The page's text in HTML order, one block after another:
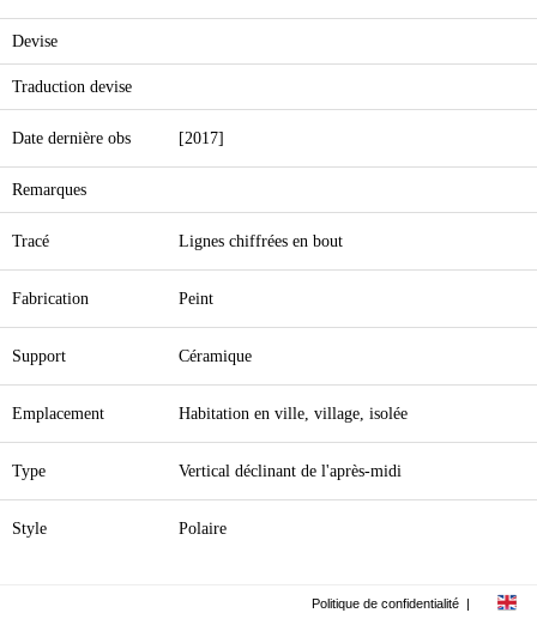
Devise
Traduction devise
Date dernière obs [2017]
Remarques
Tracé Lignes chiffrées en bout
Fabrication Peint
Support Céramique
Emplacement Habitation en ville, village, isolée
Type Vertical déclinant de l'après-midi
Style Polaire
Politique de confidentialité |